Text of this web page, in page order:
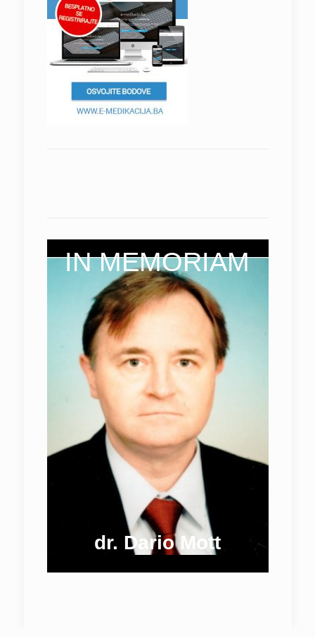
dr. Dario Mott
IN MEMORIAM